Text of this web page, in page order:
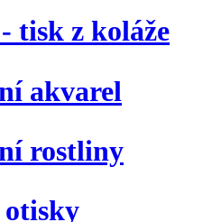
tisk z koláže
akvarel
rostliny
otisky